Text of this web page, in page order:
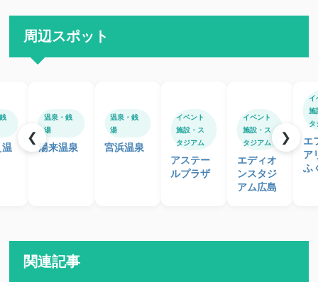
周辺スポット
温泉・銭
湯
湯来温泉
温泉・銭
湯
宮浜温泉
イベント
施設・ス
タジアム
アステー
ルプラザ
イベント
施設・ス
タジアム
エディオ
ンスタジ
アム広島
イ
施
タ
エ
ア
ふ
❮ ❯
関連記事